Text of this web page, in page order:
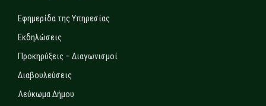
Εφημερίδα της Υπηρεσίας
Εκδηλώσεις
Προκηρύξεις – Διαγωνισμοί
Διαβουλεύσεις
Λεύκωμα Δήμου